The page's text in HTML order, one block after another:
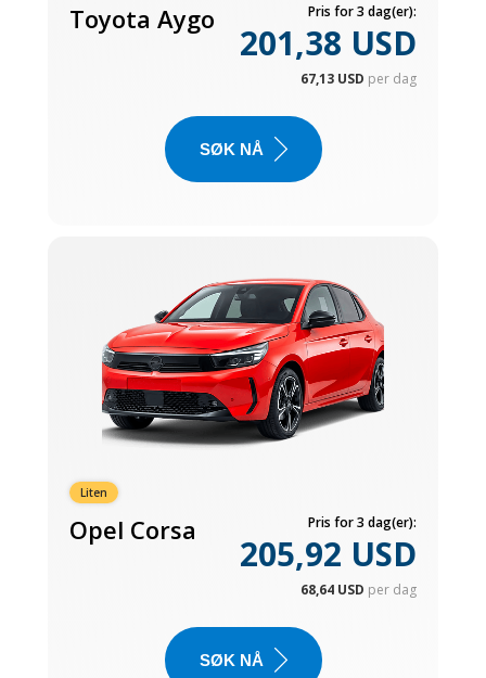
Toyota Aygo Pris for 3 dag(er):
201,38 USD
67,13 USD per dag
SØK NÅ
Liten
Opel Corsa Pris for 3 dag(er):
205,92 USD
68,64 USD per dag
SØK NÅ